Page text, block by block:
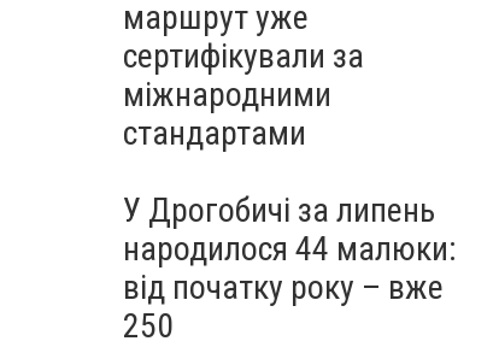
маршрут уже
сертифікували за
міжнародними
стандартами
У Дрогобичі за липень
народилося 44 малюки:
від початку року – вже
250